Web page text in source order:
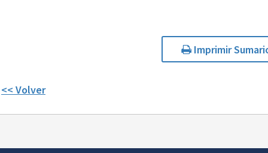
Imprimir
<< Volver